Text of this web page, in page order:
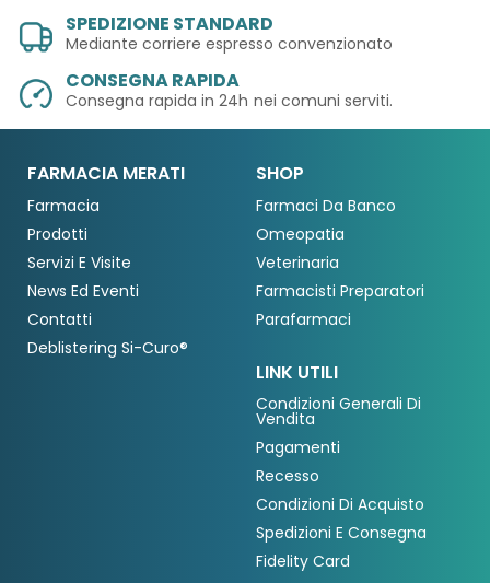
SPEDIZIONE STANDARD
Mediante corriere espresso convenzionato
CONSEGNA RAPIDA
Consegna rapida in 24h nei comuni serviti.
FARMACIA MERATI
Farmacia
Prodotti
Servizi E Visite
News Ed Eventi
Contatti
Deblistering Si-Curo®
SHOP
Farmaci Da Banco
Omeopatia
Veterinaria
Farmacisti Preparatori
Parafarmaci
LINK UTILI
Condizioni Generali Di
Vendita
Pagamenti
Recesso
Condizioni Di Acquisto
Spedizioni E Consegna
Fidelity Card